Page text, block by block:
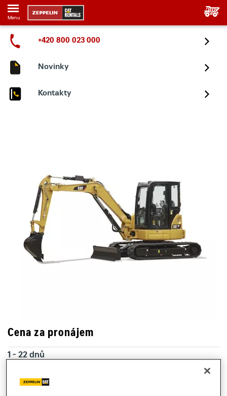
Menu
+420 800 023 000
Novinky
Kontakty
Cena za pronájem
1 - 22 dnů
5 311 Kč s DPH